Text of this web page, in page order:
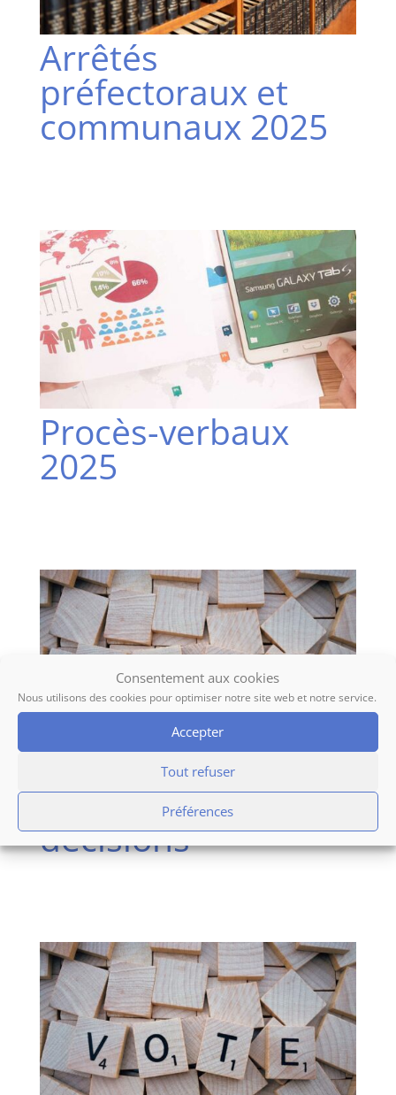
Consentement aux cookies
Nous utilisons des cookies pour optimiser notre site web et notre service.
Accepter
Tout refuser
Préférences
Arrêtés
préfectoraux et
communaux 2025
Procès-verbaux
2025
Délibérations &
décisions